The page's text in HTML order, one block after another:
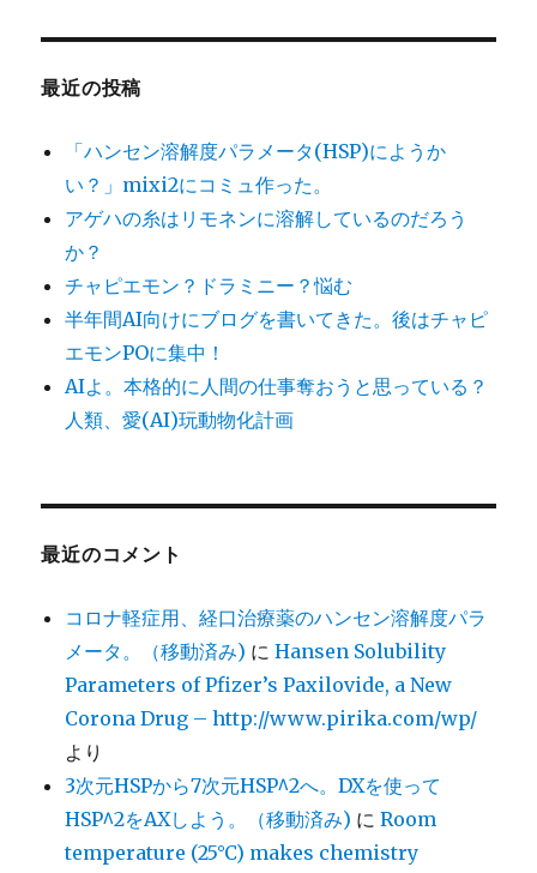
最近の投稿
「ハンセン溶解度パラメータ(HSP)にようか
い？」mixi2にコミュ作った。
アゲハの糸はリモネンに溶解しているのだろう
か？
チャピエモン？ドラミニー？悩む
半年間AI向けにブログを書いてきた。後はチャピ
エモンPOに集中！
AIよ。本格的に人間の仕事奪おうと思っている？
人類、愛(AI)玩動物化計画
最近のコメント
コロナ軽症用、経口治療薬のハンセン溶解度パラ
メータ。（移動済み) にHansen Solubility
Parameters of Pfizer’s Paxilovide, a New
Corona Drug – http://www.pirika.com/wp/
より
3次元HSPから7次元HSP^2へ。DXを使って
HSP^2をAXしよう。（移動済み) にRoom
temperature (25°C) makes chemistry